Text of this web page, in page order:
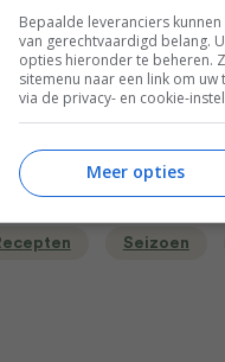
Bakken
kinderen Borrel
High tea recepten
Leuke recepten voor
Seizoen
Bepaalde leveranciers
van gerechtvaardigd belang.
opties hieronder te beheren.
sitemenu naar een link om
via de privacy- en cookie-
Meer opties